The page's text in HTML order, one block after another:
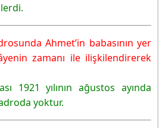
Ahmet’in babasının yer
zamanı ile ilişkilendirerek
1921 yılının ağustos ayında
yoktur.